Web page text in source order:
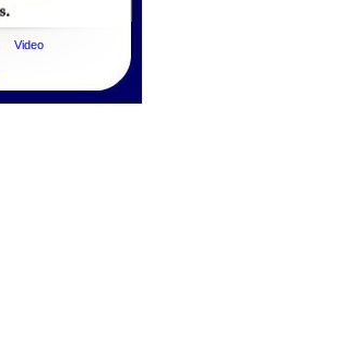
Video